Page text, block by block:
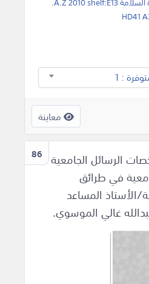
HD41
: 1
معاينة
86 الرسائل الجامعية
في طرائق
الأستاذ المساعد
غالي الموسوي.